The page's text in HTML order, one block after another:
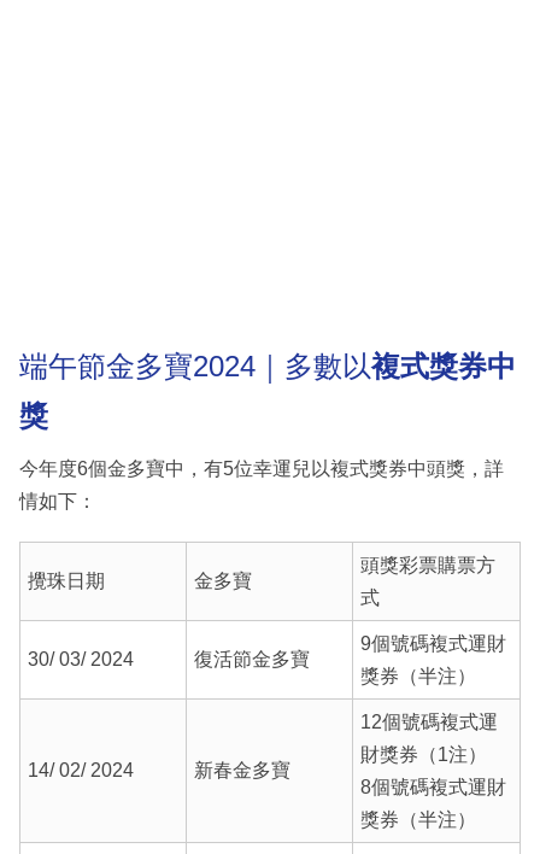
端午節金多寶2024｜多數以複式獎券中
獎
今年度6個金多寶中，有5位幸運兒以複式獎券中頭獎，詳
情如下：
攪珠日期 金多寶
頭獎彩票購票方
式
30/ 03/ 2024 復活節金多寶
9個號碼複式運財
獎券（半注）
14/ 02/ 2024 新春金多寶
12個號碼複式運
財獎券（1注）
8個號碼複式運財
獎券（半注）